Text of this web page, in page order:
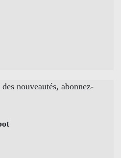
nouveautés, abonnez-